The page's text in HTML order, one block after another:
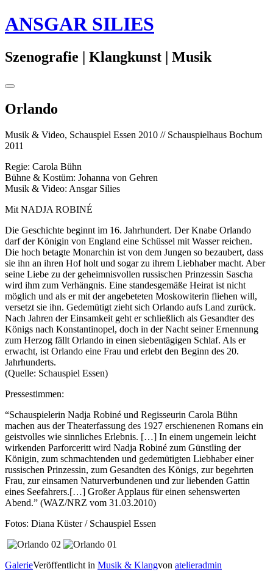
Springe
zum
ANSGAR SILIES
Szenografie | Klangkunst | Musik
Seitenleiste
22.
März
Januar
2020
Orlando
Musik & Video, Schauspiel Essen 2010 // Schauspielhaus Bochum
2011
Regie: Carola Bühn
Bühne & Kostüm: Johanna von Gehren
Musik & Video: Ansgar Silies
Mit NADJA ROBINÉ
Die Geschichte beginnt im 16. Jahrhundert. Der Knabe Orlando
darf der Königin von England eine Schüssel mit Wasser reichen.
Die hoch betagte Monarchin ist von dem Jungen so bezaubert, dass
sie ihn an ihren Hof holt und sogar zu ihrem Liebhaber macht. Aber
seine Liebe zu der geheimnisvollen russischen Prinzessin Sascha
wird ihm zum Verhängnis. Eine standesgemäße Heirat ist nicht
möglich und als er mit der angebeteten Moskowiterin fliehen will,
versetzt sie ihn. Gedemütigt zieht sich Orlando aufs Land zurück.
Nach Jahren der Einsamkeit geht er schließlich als Gesandter des
Königs nach Konstantinopel, doch in der Nacht seiner Ernennung
zum Herzog fällt Orlando in einen siebentägigen Schlaf. Als er
erwacht, ist Orlando eine Frau und erlebt den Beginn des 20.
Jahrhunderts.
(Quelle: Schauspiel Essen)
Pressestimmen:
“Schauspielerin Nadja Robiné und Regisseurin Carola Bühn
machen aus der Theaterfassung des 1927 erschienenen Romans ein
geistvolles wie sinnliches Erlebnis. […] In einem ungemein leicht
wirkenden Parforceritt wird Nadja Robiné zum Günstling der
Königin, zum schmachtenden und gedemütigten Liebhaber einer
russischen Prinzessin, zum Gesandten des Königs, zur begehrten
Frau, zur einsamen Naturverbundenen und zur liebenden Gattin
eines Seefahrers.[…] Großer Applaus für einen sehenswerten
Abend.” (WAZ/NRZ vom 31.03.2010)
Fotos: Diana Küster / Schauspiel Essen
GalerieVeröffentlicht in Musik & Klangvon atelieradmin